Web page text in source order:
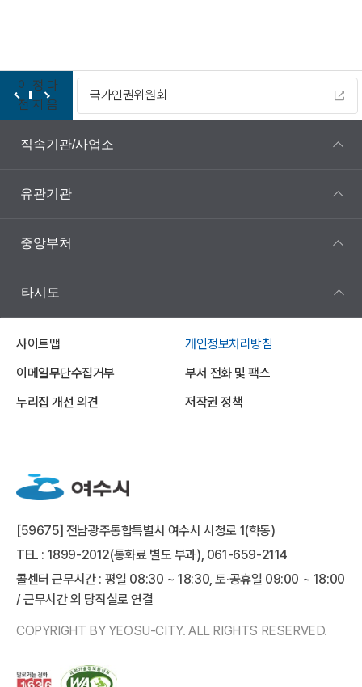
이
전
정
지
다
음
국가인권위원회
직속기관/사업소
유관기관
중앙부처
타시도
사이트맵
개인정보처리방침
이메일무단수집거부
부서 전화 및 팩스
누리집 개선 의견
저작권 정책
[59675] 전남광주통합특별시 여수시 시청로 1(학동)
TEL : 1899-2012(통화료 별도 부과), 061-659-2114
콜센터 근무시간 : 평일 08:30 ~ 18:30, 토·공휴일 09:00 ~ 18:00
/ 근무시간 외 당직실로 연결
COPYRIGHT BY YEOSU-CITY. ALL RIGHTS RESERVED.